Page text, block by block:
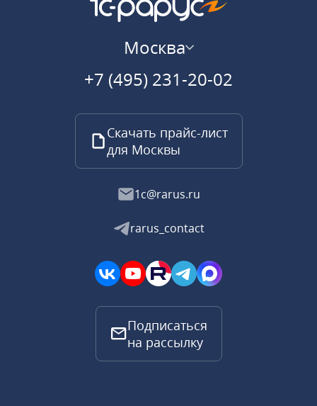
Москва
+7 (495) 231-20-02
Скачать прайс-лист
для Москвы
1c@rarus.ru
rarus_contact
Подписаться
на рассылку